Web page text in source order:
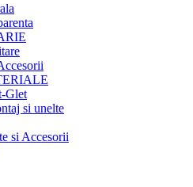
Glet
si unelte
si Accesorii